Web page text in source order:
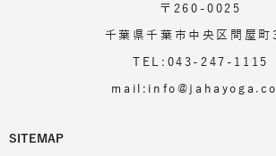
〒260-0025
千葉県千葉市中央区問屋町
TEL:043-247-1115
SITEMAP